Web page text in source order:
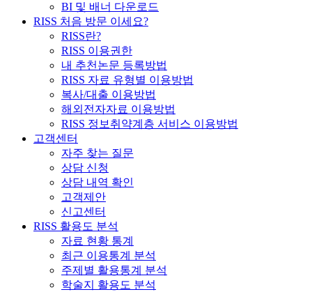
BI 및 배너 다운로드
RISS 처음 방문 이세요?
RISS란?
RISS 이용권한
내 추천논문 등록방법
RISS 자료 유형별 이용방법
복사/대출 이용방법
해외전자자료 이용방법
RISS 정보취약계층 서비스 이용방법
고객센터
자주 찾는 질문
상담 신청
상담 내역 확인
고객제안
신고센터
RISS 활용도 분석
자료 현황 통계
최근 이용통계 분석
주제별 활용통계 분석
학술지 활용도 분석